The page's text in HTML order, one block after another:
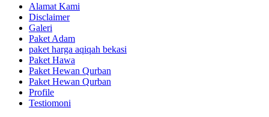
Alamat Kami
Disclaimer
Galeri
Paket Adam
paket harga aqiqah bekasi
Paket Hawa
Paket Hewan Qurban
Paket Hewan Qurban
Profile
Testiomoni